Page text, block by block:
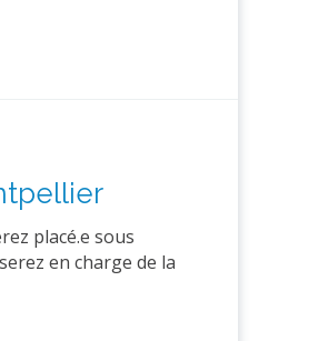
placé.e sous
en charge de la